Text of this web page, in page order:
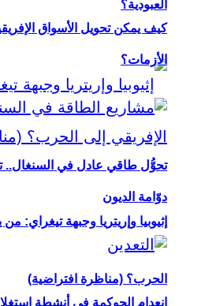
العبودية؟
إثيوبيا وإريتريا وجبهة تيغراي:
الحرب؟ (مناظرة افتراضية)
كيف يمكن تحويل الأسواق
الأزمات؟
تحوُّل طاقي عادل في السنغال..
دوّامة الديون
انعدام الحوكمة في أنشطة